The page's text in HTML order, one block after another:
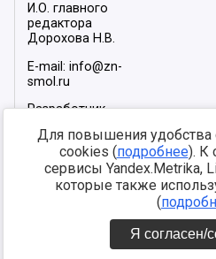
И.О. главного
редактора
Дорохова Н.В.
E-mail: info@zn-
smol.ru
Разработчик
2026
Мы в социальных
сетях:
Для повышения удобства
cookies (подробнее). К
сервисы Yandex.Metrika,
которые также
(
Я согласен/